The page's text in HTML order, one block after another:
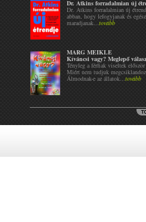
Dr. Atkins forradalmian új
Dr. Atkins forradalmian új
abban, hogy lefogyjanak és
maradjanak...tovább
MARG MEIKLE
Kíváncsi vagy? Meglepő
Tényleg a férfiak viseltek
Miért nem tudjuk
Álmodnak-e az állatok...tovább